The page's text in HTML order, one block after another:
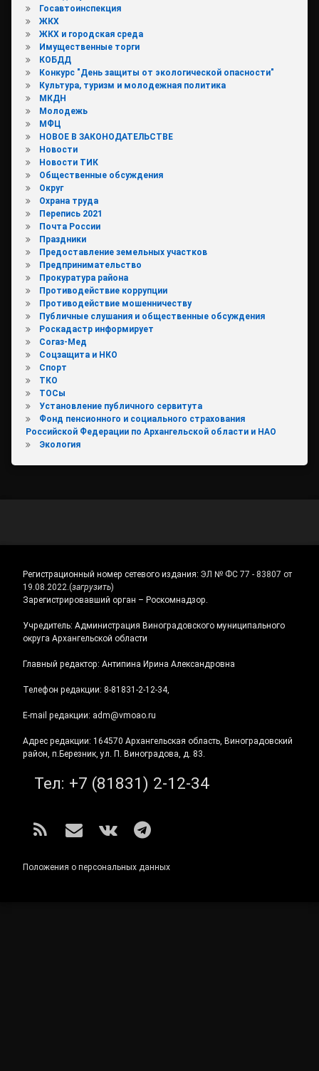
Госавтоинспекция
ЖКХ
ЖКХ и городская среда
Имущественные торги
КОБДД
Конкурс "День защиты от экологической опасности"
Культура, туризм и молодежная политика
МКДН
Молодежь
МФЦ
НОВОЕ В ЗАКОНОДАТЕЛЬСТВЕ
Новости
Новости ТИК
Общественные обсуждения
Округ
Охрана труда
Перепись 2021
Почта России
Праздники
Предоставление земельных участков
Предпринимательство
Прокуратура района
Противодействие коррупции
Противодействие мошенничеству
Публичные слушания и общественные обсуждения
Роскадастр информирует
Согаз-Мед
Соцзащита и НКО
Спорт
ТКО
ТОСы
Установление публичного сервитута
Фонд пенсионного и социального страхования
Российской Федерации по Архангельской области и НАО
Экология
Регистрационный номер сетевого издания: ЭЛ № ФС 77 - 83807 от
19.08.2022.(загрузить)
Зарегистрировавший орган – Роскомнадзор.
Учредитель: Администрация Виноградовского муниципального
округа Архангельской области
Главный редактор: Антипина Ирина Александровна
Телефон редакции: 8-81831-2-12-34,
E-mail редакции: adm@vmoao.ru
Адрес редакции: 164570 Архангельская область, Виноградовский
район, п.Березник, ул. П. Виноградова, д. 83.
Тел: +7 (81831) 2-12-34
RSS E-mailВКонтакте
Telegram
Положения о персональных данных